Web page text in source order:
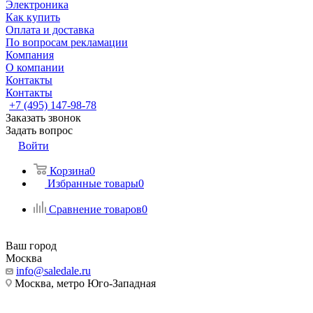
Электроника
Как купить
Оплата и доставка
По вопросам рекламации
Компания
О компании
Контакты
Контакты
+7 (495) 147-98-78
Заказать звонок
Задать вопрос
Войти
Корзина0
Избранные товары0
Сравнение товаров0
Ваш город
Москва
info@saledale.ru
Москва, метро Юго-Западная